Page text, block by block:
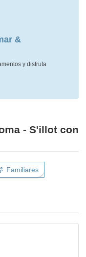
&
y disfruta
- S'illot con
Familiares